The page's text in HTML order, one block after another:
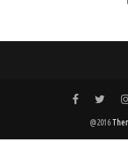
@2016